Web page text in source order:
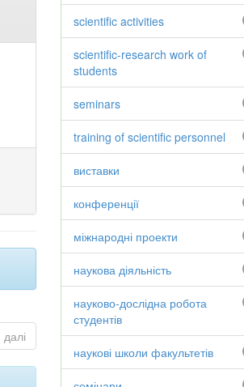
далі
scientific activities
scientific-research work of
students
seminars
training of scientific personnel
виставки
конференції
міжнародні проекти
наукова діяльність
науково-дослідна робота
студентів
наукові школи факультетів